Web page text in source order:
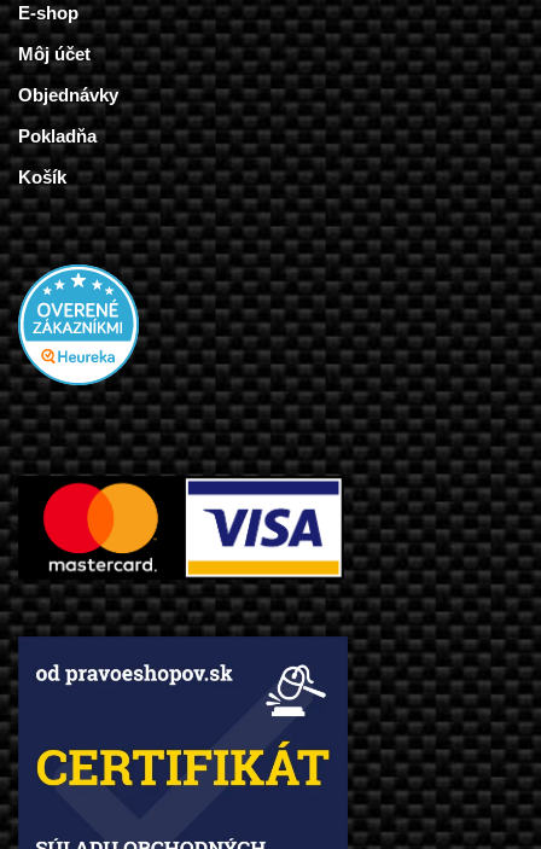
E-shop
Môj účet
Objednávky
Pokladňa
Košík